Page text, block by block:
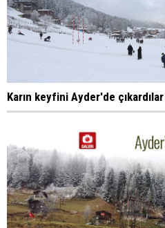
Karın keyfini Ayder'de çıkardılar